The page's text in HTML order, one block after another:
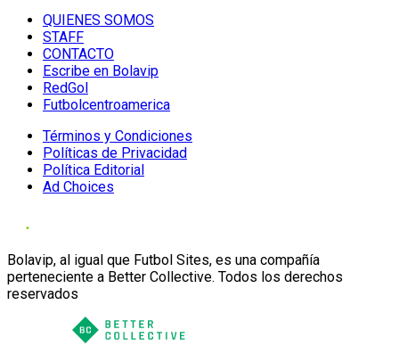
QUIENES SOMOS
STAFF
CONTACTO
Escribe en Bolavip
RedGol
Futbolcentroamerica
Términos y Condiciones
Políticas de Privacidad
Política Editorial
Ad Choices
Bolavip, al igual que Futbol Sites, es una compañía
perteneciente a Better Collective. Todos los derechos
reservados